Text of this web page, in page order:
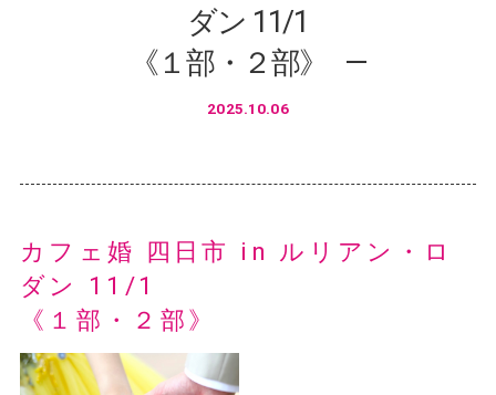
ダン 11/1
《１部・２部》
2025.10.06
カフェ婚 四日市 in ルリアン・ロ
ダン 11/1
《１部・２部》